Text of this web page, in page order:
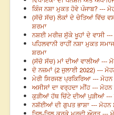
ਕਿੰਜ ਨਸ਼ਾ ਮੁਕਤ ਹੋਵੇ ਪੰਜਾਬ? ---
(ਸੱਚੋ ਸੱਚ) ਲੋਕਾਂ ਦੇ ਚੇਤਿਆਂ ਵਿੱਚ
ਸ਼ਰਮਾ
ਨਸ਼ਈ ਮਰੀਜ਼ ਸੁੱਕੇ ਖੂਹਾਂ ਦੇ ਵਾਸੀ
ਪਹਿਲਵਾਨੀ ਰਾਹੀਂ ਨਸ਼ਾ ਮੁਕਤ
ਸ਼ਰਮਾ
(ਸੱਚੋ ਸੱਚ) ਮਾਂ ਦੀਆਂ ਵਾਲੀਆਂ ---
ਦੋ ਨਜ਼ਮਾਂ (2 ਜੁਲਾਈ 2022) ---
ਮੇਰੀ ਸਿਰਜਣ ਪ੍ਰਕਿਰਿਆ ---
ਅਸੀਸਾਂ ਦਾ ਵਰ੍ਹਦਾ ਮੀਂਹ ---
ਕੁੜੀਆਂ ਹੱਥ ਚਿੱਟੇ ਦੀਆਂ ਪੁੜੀਆਂ ---
ਨਸ਼ੱਈਆਂ ਦੀ ਗੁਪਤ ਭਾਸ਼ਾ --- ਮੋਹਨ